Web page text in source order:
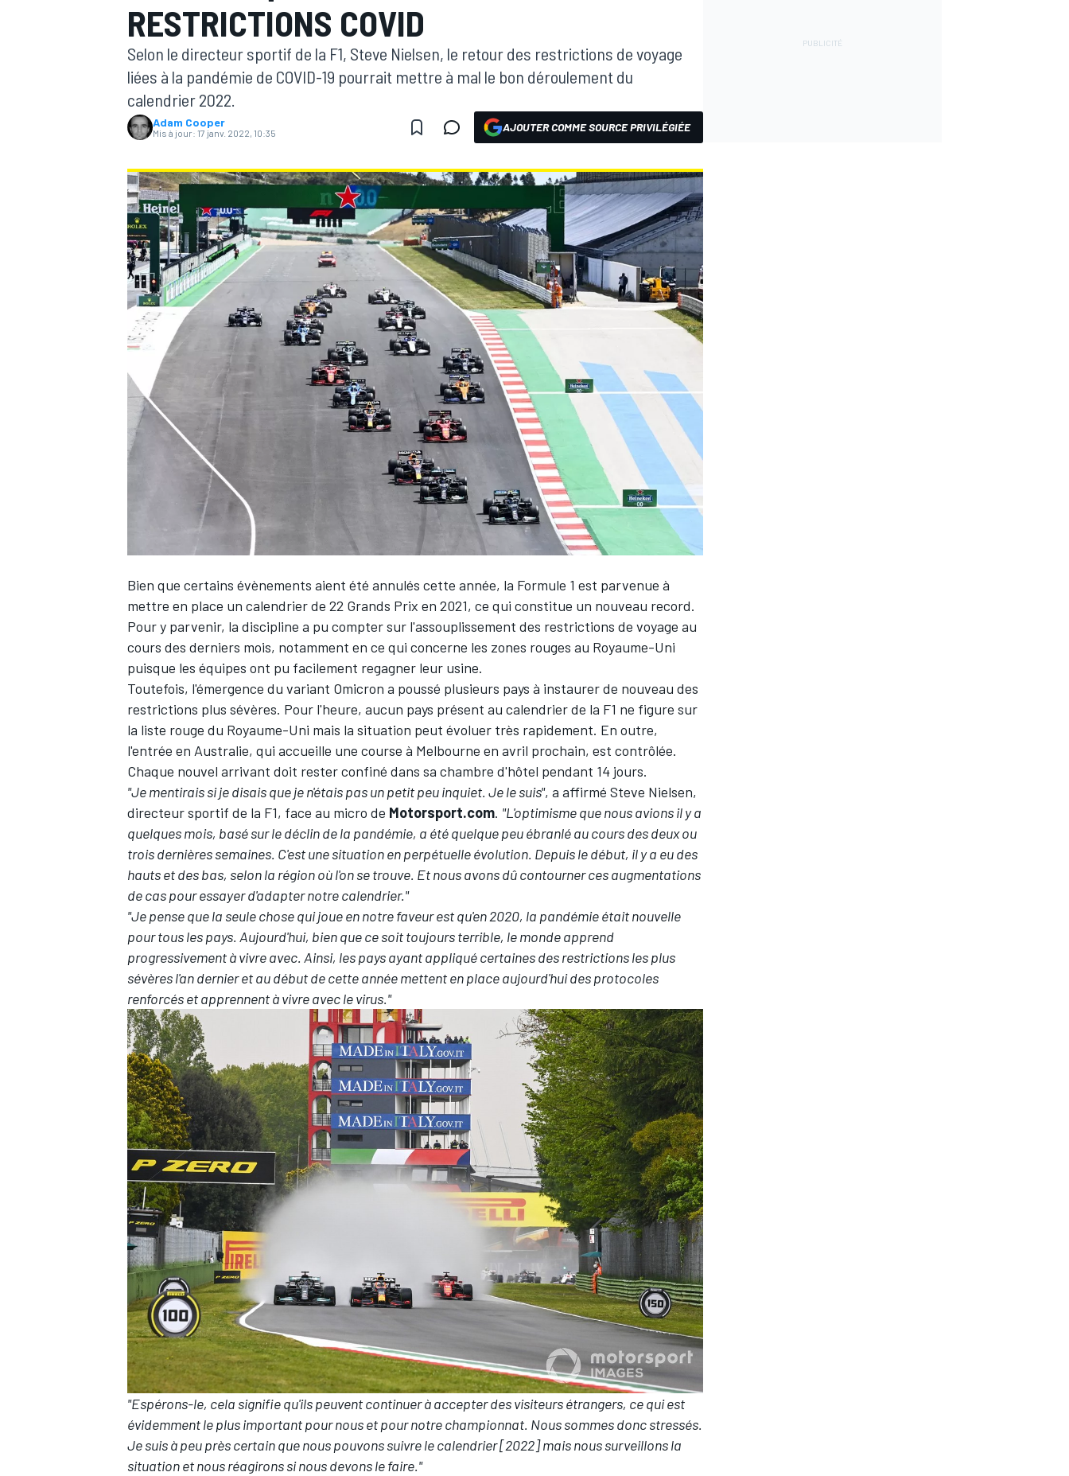
MOTOGP
WRC
WEC
RESTRICTIONS COVID
Selon le directeur sportif de la F1, Steve Nielsen, le retour des restrictions de voyage
liées à la pandémie de COVID-19 pourrait mettre à mal le bon déroulement du
calendrier 2022.
Adam Cooper
Mis à jour: 17 janv. 2022, 10:35 AJOUTER COMME SOURCE PRIVILÉGIÉE
Bien que certains évènements aient été annulés cette année, la Formule 1 est parvenue à
mettre en place un calendrier de 22 Grands Prix en 2021, ce qui constitue un nouveau record.
Pour y parvenir, la discipline a pu compter sur l'assouplissement des restrictions de voyage au
cours des derniers mois, notamment en ce qui concerne les zones rouges au Royaume-Uni
puisque les équipes ont pu facilement regagner leur usine.
Toutefois, l'émergence du variant Omicron a poussé plusieurs pays à instaurer de nouveau des
restrictions plus sévères. Pour l'heure, aucun pays présent au calendrier de la F1 ne figure sur
la liste rouge du Royaume-Uni mais la situation peut évoluer très rapidement. En outre,
l'entrée en Australie, qui accueille une course à Melbourne en avril prochain, est contrôlée.
Chaque nouvel arrivant doit rester confiné dans sa chambre d'hôtel pendant 14 jours.
"Je mentirais si je disais que je n'étais pas un petit peu inquiet. Je le suis", a affirmé Steve Nielsen,
directeur sportif de la F1, face au micro de Motorsport.com. "L'optimisme que nous avions il y a
quelques mois, basé sur le déclin de la pandémie, a été quelque peu ébranlé au cours des deux ou
trois dernières semaines. C'est une situation en perpétuelle évolution. Depuis le début, il y a eu des
hauts et des bas, selon la région où l'on se trouve. Et nous avons dû contourner ces augmentations
de cas pour essayer d'adapter notre calendrier."
"Je pense que la seule chose qui joue en notre faveur est qu'en 2020, la pandémie était nouvelle
pour tous les pays. Aujourd'hui, bien que ce soit toujours terrible, le monde apprend
progressivement à vivre avec. Ainsi, les pays ayant appliqué certaines des restrictions les plus
sévères l'an dernier et au début de cette année mettent en place aujourd'hui des protocoles
renforcés et apprennent à vivre avec le virus."
"Espérons-le, cela signifie qu'ils peuvent continuer à accepter des visiteurs étrangers, ce qui est
évidemment le plus important pour nous et pour notre championnat. Nous sommes donc stressés.
Je suis à peu près certain que nous pouvons suivre le calendrier [2022] mais nous surveillons la
situation et nous réagirons si nous devons le faire."